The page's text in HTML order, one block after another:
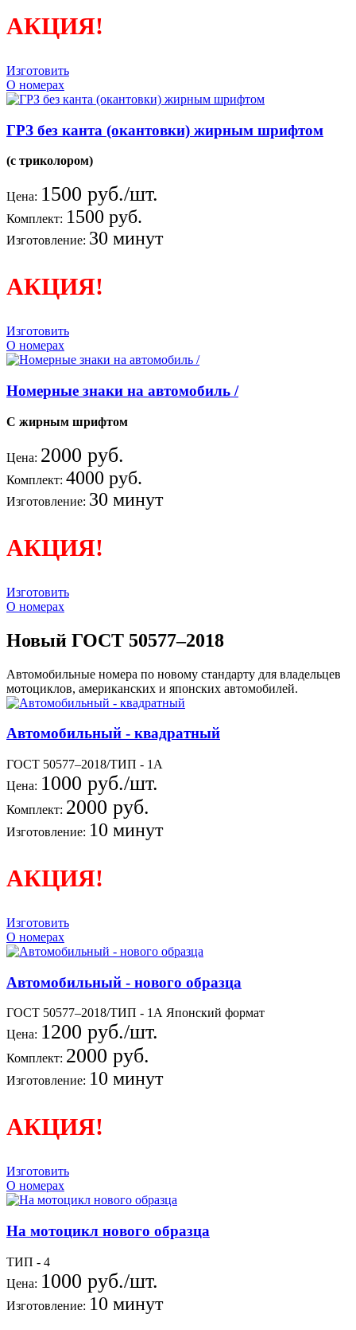
АКЦИЯ!
Изготовить
О номерах
ГРЗ без канта (окантовки) жирным шрифтом
(с триколором)
Цена: 1500 руб./шт.
Комплект: 1500 руб.
Изготовление: 30 минут
АКЦИЯ!
Изготовить
О номерах
Номерные знаки на автомобиль /
С жирным шрифтом
Цена: 2000 руб.
Комплект: 4000 руб.
Изготовление: 30 минут
АКЦИЯ!
Изготовить
О номерах
Новый ГОСТ 50577–2018
Автомобильные номера по новому стандарту для владельцев
мотоциклов, американских и японских автомобилей.
Автомобильный - квадратный
ГОСТ 50577–2018/ТИП - 1А
Цена: 1000 руб./шт.
Комплект: 2000 руб.
Изготовление: 10 минут
АКЦИЯ!
Изготовить
О номерах
Автомобильный - нового образца
ГОСТ 50577–2018/ТИП - 1А Японский формат
Цена: 1200 руб./шт.
Комплект: 2000 руб.
Изготовление: 10 минут
АКЦИЯ!
Изготовить
О номерах
На мотоцикл нового образца
ТИП - 4
Цена: 1000 руб./шт.
Изготовление: 10 минут